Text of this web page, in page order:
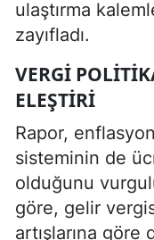
ulaştırma
zayıfladı.
VERGI
ELEŞTIRI
Rapor,
sisteminin de
olduğunu
göre, gelir
artışlarına göre